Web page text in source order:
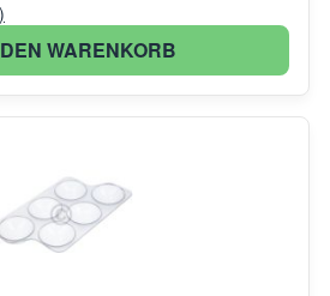
WARENKORB